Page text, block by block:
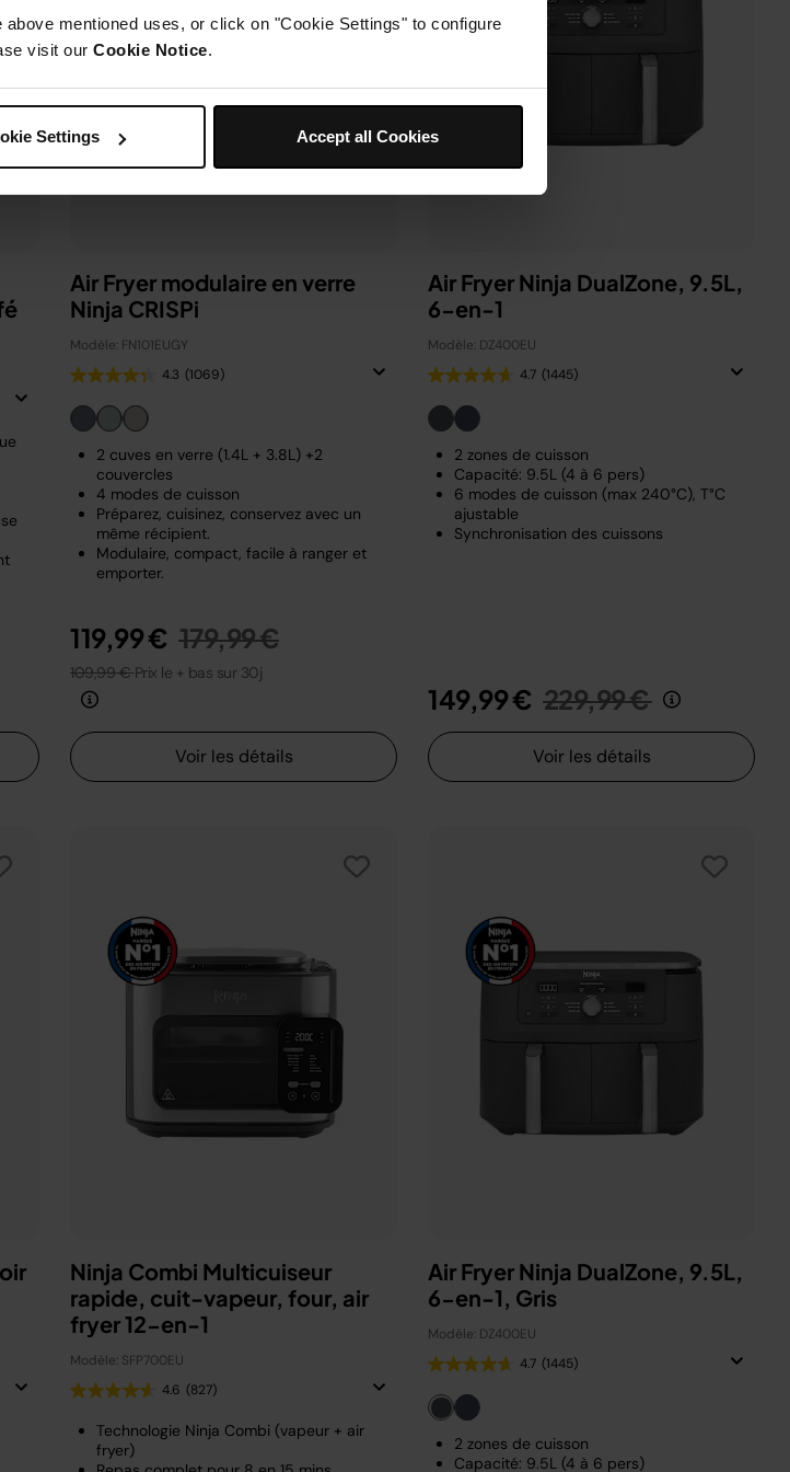
mentioned uses, or click on "Cookie Settings" to configure
visit our Cookie Notice.
Settings Accept all Cookies
Air Fryer modulaire en verre
Ninja CRISPi
Modèle: FN101EUGY
4.3 (1069)
2 cuves en verre (1.4L + 3.8L) +2
couvercles
4 modes de cuisson
Préparez, cuisinez, conservez avec un
même récipient.
Modulaire, compact, facile à ranger et
emporter.
119,99 € Prix réduit de
179,99 €au
109,99 €Prix le + bas sur 30j
Voir les détails
Air Fryer Ninja DualZone, 9.5L,
6-en-1
Modèle: DZ400EU
4.7 (1445)
2 zones de cuisson
Capacité: 9.5L (4 à 6 pers)
6 modes de cuisson (max 240°C), T°C
ajustable
Synchronisation des cuissons
149,99 € Prix réduit de
229,99 €au
Voir les détails
Ninja Combi Multicuiseur
rapide, cuit-vapeur, four, air
fryer 12-en-1
Modèle: SFP700EU
4.6 (827)
Technologie Ninja Combi (vapeur + air
fryer)
Air Fryer Ninja DualZone, 9.5L,
6-en-1, Gris
Modèle: DZ400EU
4.7 (1445)
2 zones de cuisson
Capacité: 9.5L (4 à 6 pers)